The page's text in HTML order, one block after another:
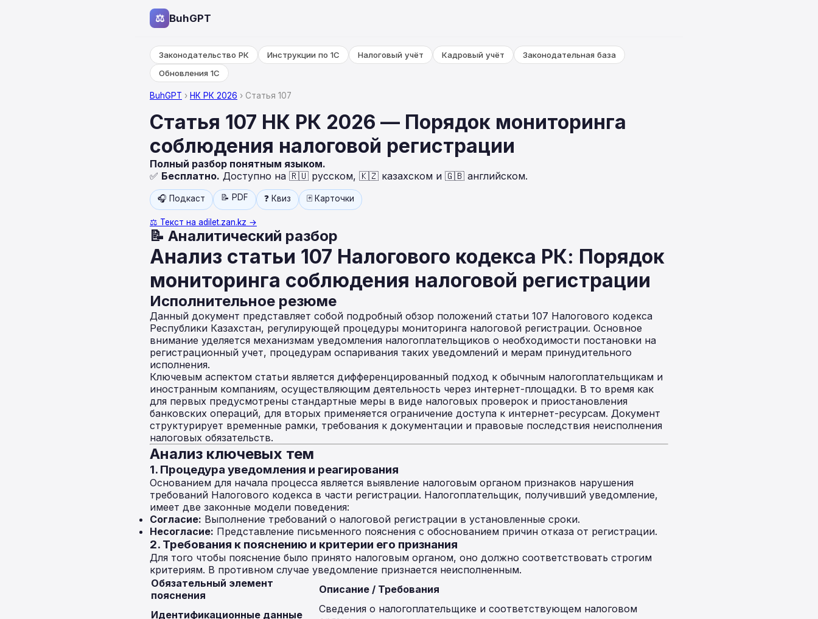
⚖ BuhGPT
Законодательство РК Инструкции по 1С Налоговый учёт Кадровый учёт
Законодательная база
Обновления 1С
BuhGPT › НК РК 2026 › Статья 107
Статья 107 НК РК 2026 — Порядок мониторинга
соблюдения налоговой регистрации
Полный разбор понятным языком.
✅ Бесплатно. Доступно на 🇷🇺 русском, 🇰🇿 казахском и 🇬🇧 английском.
🎧 Подкаст 📝 PDF ❓ Квиз 🃏 Карточки
⚖️ Текст на adilet.zan.kz →
📝 Аналитический разбор
Анализ статьи 107 Налогового кодекса РК: Порядок
мониторинга соблюдения налоговой регистрации
Исполнительное резюме
Данный документ представляет собой подробный обзор положений статьи 107 Налогового кодекса
Республики Казахстан, регулирующей процедуры мониторинга налоговой регистрации. Основное
внимание уделяется механизмам уведомления налогоплательщиков о необходимости постановки на
регистрационный учет, процедурам оспаривания таких уведомлений и мерам принудительного
исполнения.
Ключевым аспектом статьи является дифференцированный подход к обычным налогоплательщикам и
иностранным компаниям, осуществляющим деятельность через интернет-площадки. В то время как
для первых предусмотрены стандартные меры в виде налоговых проверок и приостановления
банковских операций, для вторых применяется ограничение доступа к интернет-ресурсам. Документ
структурирует временные рамки, требования к документации и правовые последствия неисполнения
налоговых обязательств.
Анализ ключевых тем
1. Процедура уведомления и реагирования
Основанием для начала процесса является выявление налоговым органом признаков нарушения
требований Налогового кодекса в части регистрации. Налогоплательщик, получивший уведомление,
имеет две законные модели поведения:
Согласие: Выполнение требований о налоговой регистрации в установленные сроки.
Несогласие: Представление письменного пояснения с обоснованием причин отказа от регистрации.
2. Требования к пояснению и критерии его признания
Для того чтобы пояснение было принято налоговым органом, оно должно соответствовать строгим
критериям. В противном случае уведомление признается неисполненным.
Обязательный элемент
пояснения
Описание / Требования
Идентификационные данные
Сведения о налогоплательщике и соответствующем налоговом